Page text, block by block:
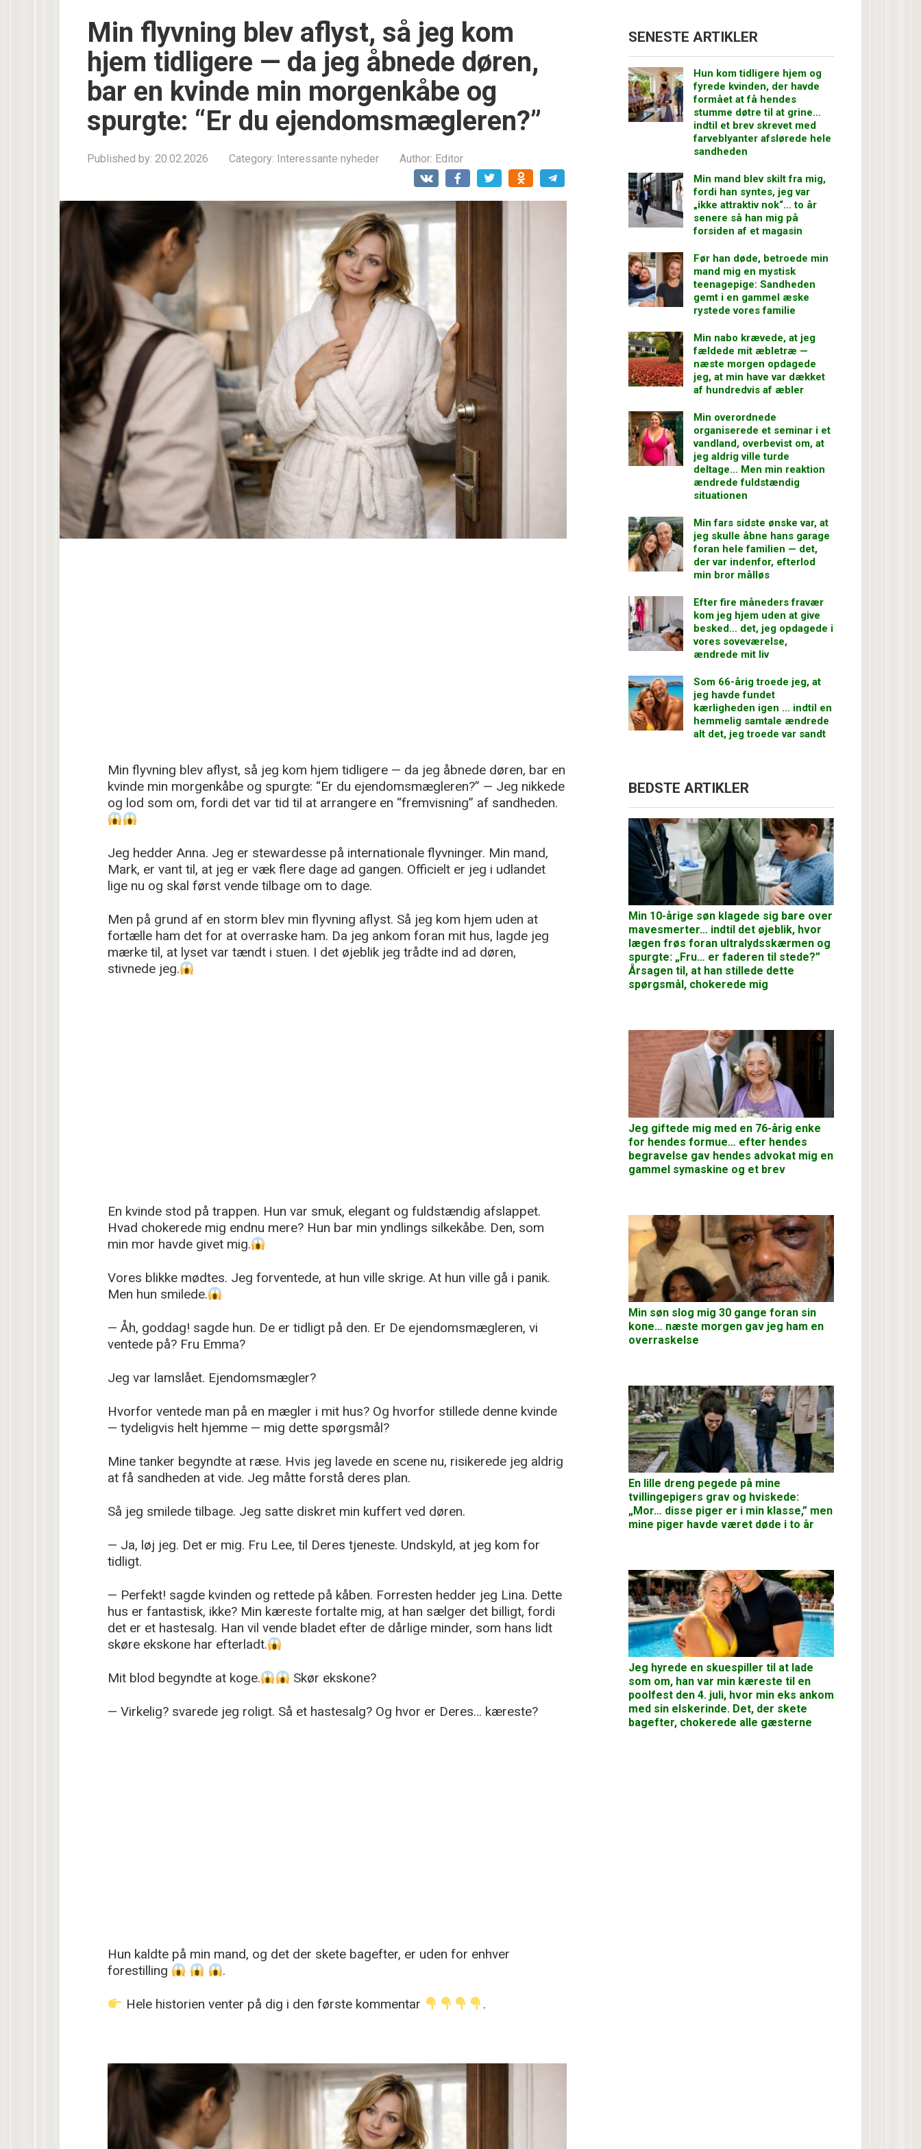
Min flyvning blev aflyst, så jeg kom
hjem tidligere — da jeg åbnede døren,
bar en kvinde min morgenkåbe og
spurgte: “Er du ejendomsmægleren?”
Published by: 20.02.2026 Category: Interessante nyheder Author: Editor
Min flyvning blev aflyst, så jeg kom hjem tidligere — da jeg åbnede døren, bar en
kvinde min morgenkåbe og spurgte: “Er du ejendomsmægleren?” — Jeg nikkede
og lod som om, fordi det var tid til at arrangere en “fremvisning” af sandheden.
Jeg hedder Anna. Jeg er stewardesse på internationale flyvninger. Min mand,
Mark, er vant til, at jeg er væk flere dage ad gangen. Officielt er jeg i udlandet
lige nu og skal først vende tilbage om to dage.
Men på grund af en storm blev min flyvning aflyst. Så jeg kom hjem uden at
fortælle ham det for at overraske ham. Da jeg ankom foran mit hus, lagde jeg
mærke til, at lyset var tændt i stuen. I det øjeblik jeg trådte ind ad døren,
stivnede jeg.
En kvinde stod på trappen. Hun var smuk, elegant og fuldstændig afslappet.
Hvad chokerede mig endnu mere? Hun bar min yndlings silkekåbe. Den, som
min mor havde givet mig.
Vores blikke mødtes. Jeg forventede, at hun ville skrige. At hun ville gå i panik.
Men hun smilede.
— Åh, goddag! sagde hun. De er tidligt på den. Er De ejendomsmægleren, vi
ventede på? Fru Emma?
Jeg var lamslået. Ejendomsmægler?
Hvorfor ventede man på en mægler i mit hus? Og hvorfor stillede denne kvinde
— tydeligvis helt hjemme — mig dette spørgsmål?
Mine tanker begyndte at ræse. Hvis jeg lavede en scene nu, risikerede jeg aldrig
at få sandheden at vide. Jeg måtte forstå deres plan.
Så jeg smilede tilbage. Jeg satte diskret min kuffert ved døren.
— Ja, løj jeg. Det er mig. Fru Lee, til Deres tjeneste. Undskyld, at jeg kom for
tidligt.
— Perfekt! sagde kvinden og rettede på kåben. Forresten hedder jeg Lina. Dette
hus er fantastisk, ikke? Min kæreste fortalte mig, at han sælger det billigt, fordi
det er et hastesalg. Han vil vende bladet efter de dårlige minder, som hans lidt
skøre ekskone har efterladt.
Mit blod begyndte at koge. Skør ekskone?
— Virkelig? svarede jeg roligt. Så et hastesalg? Og hvor er Deres… kæreste?
Hun kaldte på min mand, og det der skete bagefter, er uden for enhver
forestilling
.
Hele historien venter på dig i den første kommentar .
SENESTE ARTIKLER
Hun kom tidligere hjem og
fyrede kvinden, der havde
formået at få hendes
stumme døtre til at grine…
indtil et brev skrevet med
farveblyanter afslørede hele
sandheden
Min mand blev skilt fra mig,
fordi han syntes, jeg var
„ikke attraktiv nok“… to år
senere så han mig på
forsiden af et magasin
Før han døde, betroede min
mand mig en mystisk
teenagepige: Sandheden
gemt i en gammel æske
rystede vores familie
Min nabo krævede, at jeg
fældede mit æbletræ —
næste morgen opdagede
jeg, at min have var dækket
af hundredvis af æbler
Min overordnede
organiserede et seminar i et
vandland, overbevist om, at
jeg aldrig ville turde
deltage… Men min reaktion
ændrede fuldstændig
situationen
Min fars sidste ønske var, at
jeg skulle åbne hans garage
foran hele familien — det,
der var indenfor, efterlod
min bror målløs
Efter fire måneders fravær
kom jeg hjem uden at give
besked… det, jeg opdagede i
vores soveværelse,
ændrede mit liv
Som 66-årig troede jeg, at
jeg havde fundet
kærligheden igen … indtil en
hemmelig samtale ændrede
alt det, jeg troede var sandt
BEDSTE ARTIKLER
Min 10-årige søn klagede sig bare over
mavesmerter… indtil det øjeblik, hvor
lægen frøs foran ultralydsskærmen og
spurgte: „Fru… er faderen til stede?”
Årsagen til, at han stillede dette
spørgsmål, chokerede mig
Jeg giftede mig med en 76-årig enke
for hendes formue… efter hendes
begravelse gav hendes advokat mig en
gammel symaskine og et brev
Min søn slog mig 30 gange foran sin
kone… næste morgen gav jeg ham en
overraskelse
En lille dreng pegede på mine
tvillingepigers grav og hviskede:
„Mor… disse piger er i min klasse,” men
mine piger havde været døde i to år
Jeg hyrede en skuespiller til at lade
som om, han var min kæreste til en
poolfest den 4. juli, hvor min eks ankom
med sin elskerinde. Det, der skete
bagefter, chokerede alle gæsterne